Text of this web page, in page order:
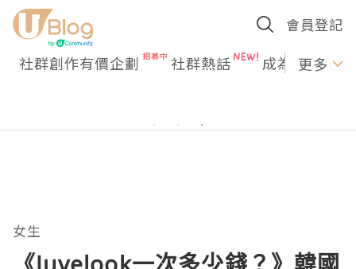
會員登記
社群創作有價企劃 社群熱話 成為U更多
女生